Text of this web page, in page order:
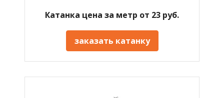
Катанка цена за метр от 23 руб.
заказать катанку